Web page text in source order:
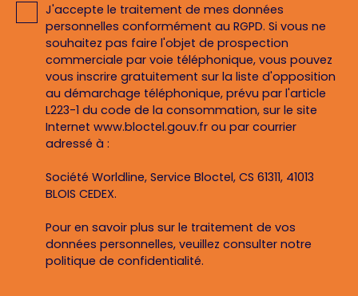
J'accepte le traitement de mes données
personnelles conformément au RGPD. Si vous ne
souhaitez pas faire l'objet de prospection
commerciale par voie téléphonique, vous pouvez
vous inscrire gratuitement sur la liste d'opposition
au démarchage téléphonique, prévu par l'article
L223-1 du code de la consommation, sur le site
Internet www.bloctel.gouv.fr ou par courrier
adressé à :
Société Worldline, Service Bloctel, CS 61311, 41013
BLOIS CEDEX.
Pour en savoir plus sur le traitement de vos
données personnelles, veuillez consulter notre
politique de confidentialité.